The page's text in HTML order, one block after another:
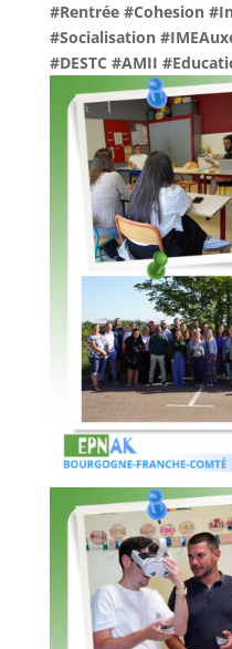
#Rentrée #Cohesion
#Socialisation
#DESTC #AMII